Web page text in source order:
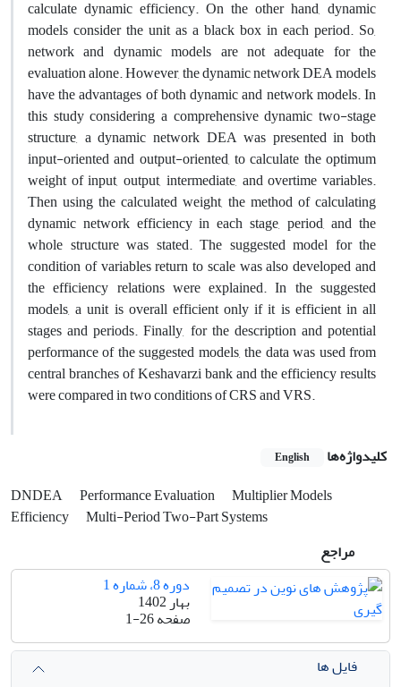
calculate dynamic efficiency. On the other hand, dynamic
models consider the unit as a black box in each period. So,
network and dynamic models are not adequate for the
evaluation alone. However, the dynamic network DEA models
have the advantages of both dynamic and network models. In
this study considering a comprehensive dynamic two-stage
structure, a dynamic network DEA was presented in both
input-oriented and output-oriented, to calculate the optimum
weight of input, output, intermediate, and overtime variables.
Then using the calculated weight, the method of calculating
dynamic network efficiency in each stage, period, and the
whole structure was stated. The suggested model for the
condition of variables return to scale was also developed and
the efficiency relations were explained. In the suggested
models, a unit is overall efficient only if it is efficient in all
stages and periods. Finally, for the description and potential
performance of the suggested models, the data was used from
central branches of Keshavarzi bank and the efficiency results
were compared in two conditions of CRS and VRS.
کلیدواژه‌ها English
DNDEA Performance Evaluation
Multiplier Models
Efficiency
Multi-Period Two-Part Systems
مراجع
دوره 8، شماره 1
بهار 1402
صفحه1-26
فایل ها